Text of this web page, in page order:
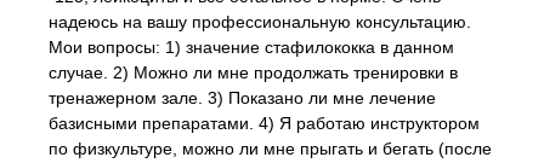
надеюсь на вашу профессиональную консультацию.
Мои вопросы: 1) значение стафилококка в данном
случае. 2) Можно ли мне продолжать тренировки в
тренажерном зале. 3) Показано ли мне лечение
базисными препаратами. 4) Я работаю инструктором
по физкультуре, можно ли мне прыгать и бегать (после